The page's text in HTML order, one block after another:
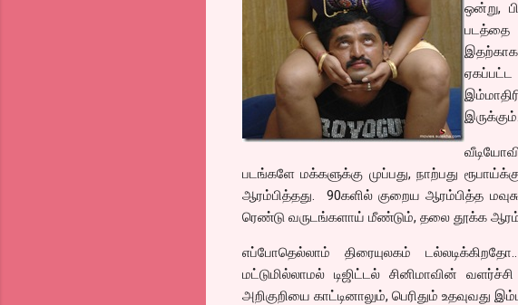
ஒன்று,
படத்தை
இருக்கும்.
படங்களே மக்களுக்கு முப்பது, நாற்பது
ஆரம்பித்தது. 90களில் குறைய ஆரம்பித்த
ரெண்டு வருடங்களாய் மீண்டும், தலை தூக்க
எப்போதெல்லாம் திரையுலகம்
மட்டுமில்லாமல் டிஜிட்டல் சினிமாவின்
அறிகுறியை காட்டினாலும், பெரிதும் உதவுவது